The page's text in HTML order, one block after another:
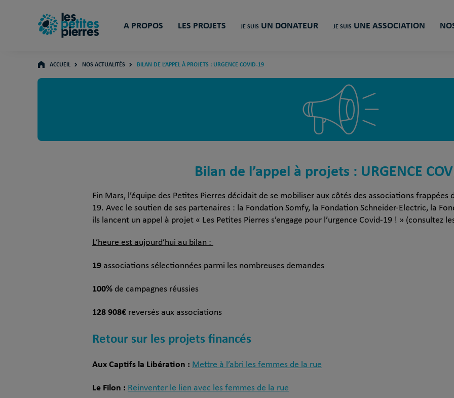
A PROPOS LES PROJETS JE SUIS UN DONATEUR JE SUIS UNE ASSOCIATION
ACCUEIL NOS ACTUALITÉS BILAN DE L’APPEL À PROJETS : URGENCE COVID-19
Bilan de l’appel à projets : URGENCE
Fin Mars, l’équipe des Petites Pierres décidait de se mobiliser aux côtés des associations
19. Avec le soutien de ses partenaires : la Fondation Somfy, la Fondation Schneider-Electric, la
ils lancent un appel à projet « Les Petites Pierres s’engage pour l’urgence Covid-19 ! » (consultez
L’heure est aujourd’hui au bilan :
19 associations sélectionnées parmi les nombreuses demandes
100% de campagnes réussies
128 908€ reversés aux associations
Retour sur les projets financés
Aux Captifs la Libération : Mettre à l’abri les femmes de la rue
Le Filon : Reinventer le lien avec les femmes de la rue